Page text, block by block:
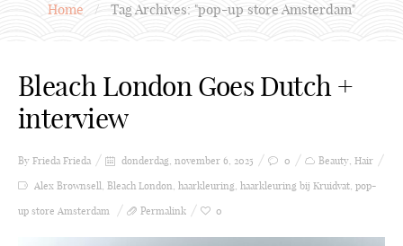
Home / Tag Archives: "pop-up store Amsterdam"
Bleach London Goes Dutch +
interview
By Frieda Frieda donderdag, november 6, 2025 0 Beauty, Hair
Alex Brownsell, Bleach London, haarkleuring, haarkleuring bij Kruidvat, pop-
up store Amsterdam
Permalink 0